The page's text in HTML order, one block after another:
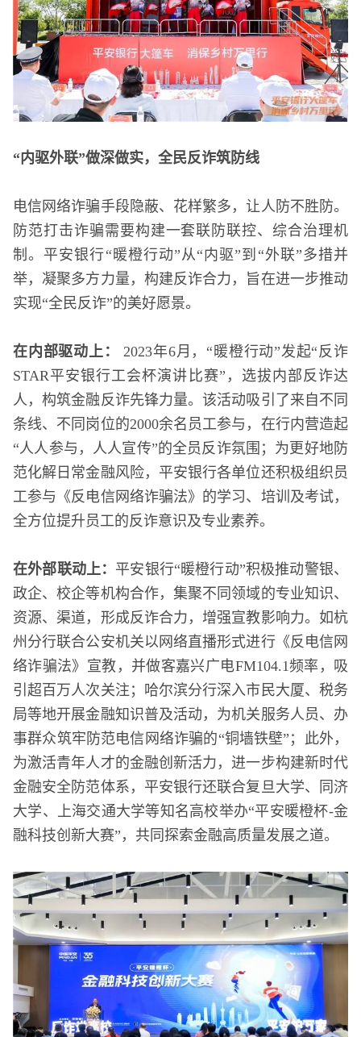
“内驱外联”做深做实，全民反诈筑防线
电信网络诈骗手段隐蔽、花样繁多，让人防不胜防。
防范打击诈骗需要构建一套联防联控、综合治理机
制。平安银行“暖橙行动”从“内驱”到“外联”多措并
举，凝聚多方力量，构建反诈合力，旨在进一步推动
实现“全民反诈”的美好愿景。
在 内部驱动上 ：
2023年6月，“暖橙行动”发起“反诈
STAR平安银行工会杯演讲比赛”，选拔内部反诈达
人，构筑金融反诈先锋力量。该活动吸引了来自不同
条线、不同岗位的2000余名员工参与，在行内营造起
“人人参与，人人宣传”的全员反诈氛围；为更好地防
范化解日常金融风险，平安银行各单位还积极组织员
工参与《反电信网络诈骗法》的学习、培训及考试，
全方位提升员工的反诈意识及专业素养。
在外部联动上： 平安银行“暖橙行动”积极推动警银、
政企、校企等机构合作，集聚不同领域的专业知识、
资源、渠道，形成反诈合力，增强宣教影响力。如杭
州分行联合公安机关以网络直播形式进行《反电信网
络诈骗法》宣教，并做客嘉兴广电FM104.1频率，吸
引超百万人次关注；哈尔滨分行深入市民大厦、税务
局等地开展金融知识普及活动，为机关服务人员、办
事群众筑牢防范电信网络诈骗的“铜墙铁壁”；此外，
为激活青年人才的金融创新活力，进一步构建新时代
金融安全防范体系，平安银行还联合复旦大学、同济
大学、上海交通大学等知名高校举办“平安暖橙杯-金
融科技创新大赛”，共同探索金融高质量发展之道。